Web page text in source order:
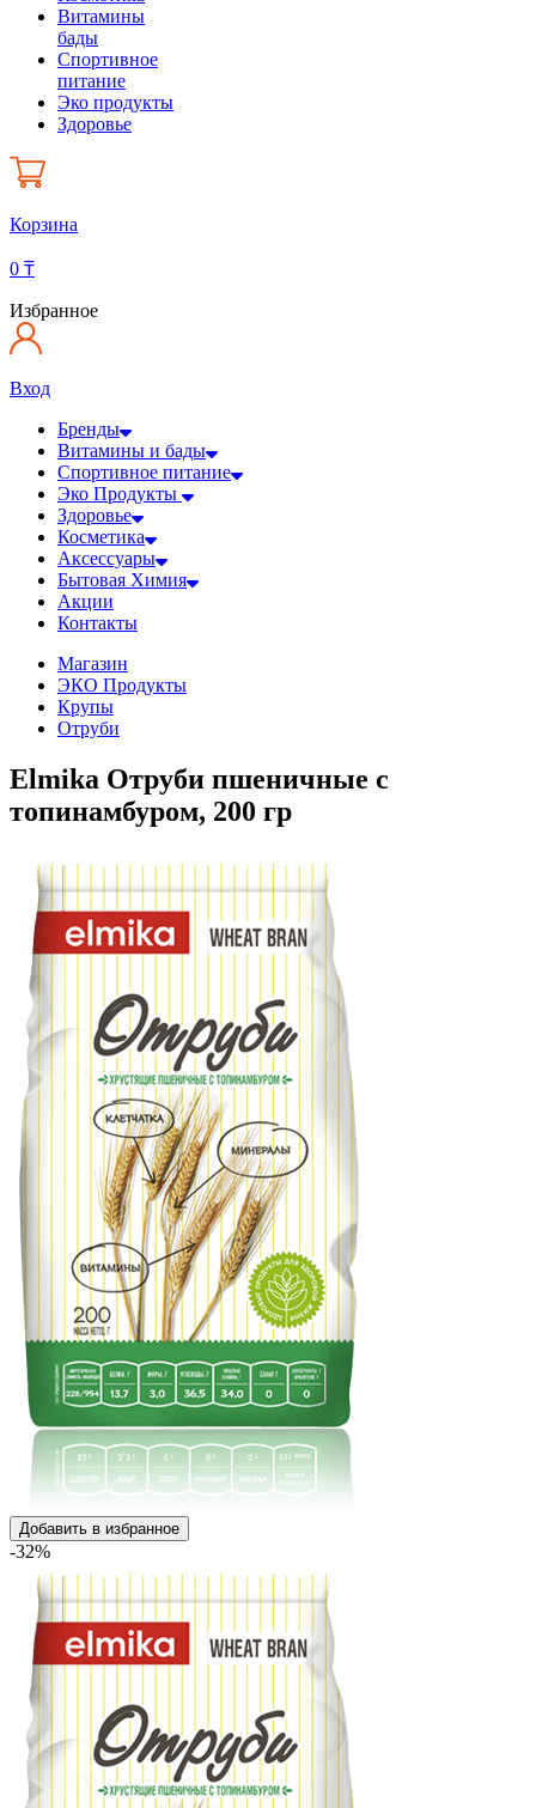
Витамины
бады
Спортивное
питание
Эко продукты
Здоровье
Корзина
0 ₸
Избранное
Вход
Бренды
Витамины и бады
Спортивное питание
Эко Продукты
Здоровье
Косметика
Аксессуары
Бытовая Химия
Акции
Контакты
Магазин
ЭКО Продукты
Крупы
Отруби
Elmika Отруби пшеничные с
топинамбуром, 200 гр
Добавить в избранное
-32%